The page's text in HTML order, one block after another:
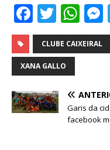
F
a
c
e
b
o
T
w
it
te
r
W
h
at
A
p
p
CLUBE CAIXEIRAL
XANA GALLO
Garis da
facebook